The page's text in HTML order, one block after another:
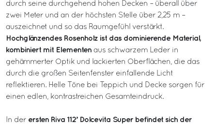
durch seine durchgehend hohen Decken – überall über
zwei Meter und an der höchsten Stelle über 2,25 m –
auszeichnet und so das Raumgefühl verstärkt.
Hochglänzendes Rosenholz ist das dominierende Material,
kombiniert mit Elementen aus schwarzem Leder in
gehämmerter Optik und lackierten Oberflächen, die das
durch die großen Seitenfenster einfallende Licht
reflektieren. Helle Töne bei Teppich und Decke sorgen für
einen edlen, kontrastreichen Gesamteindruck.
In der ersten Riva 112’ Dolcevita Super befindet sich der